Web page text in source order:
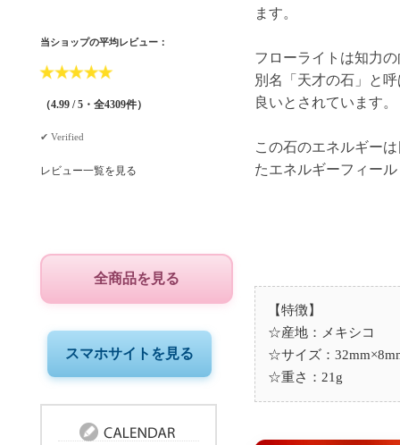
ます。
フローライトは知力
別名「天才の石」と
良いとされています。
この石のエネルギー
【特徴】
☆産地：メキシコ
☆サイズ：
☆重さ：21g
当ショップの平均レビュー：
★★★★★
（4.99 / 5・全4309件）
✔︎ Verified
レビュー一覧を見る
全商品を見る
スマホサイトを見る